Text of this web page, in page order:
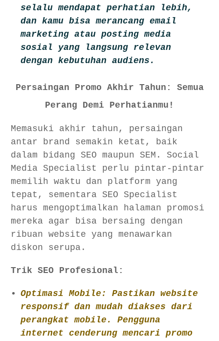
selalu mendapat perhatian lebih,
dan kamu bisa merancang email
marketing atau posting media
sosial yang langsung relevan
dengan kebutuhan audiens.
Persaingan Promo Akhir Tahun: Semua
Perang Demi Perhatianmu!
Memasuki akhir tahun, persaingan
antar brand semakin ketat, baik
dalam bidang SEO maupun SEM. Social
Media Specialist perlu pintar-pintar
memilih waktu dan platform yang
tepat, sementara SEO Specialist
harus mengoptimalkan halaman promosi
mereka agar bisa bersaing dengan
ribuan website yang menawarkan
diskon serupa.
Trik SEO Profesional:
Optimasi Mobile: Pastikan website
responsif dan mudah diakses dari
perangkat mobile. Pengguna
internet cenderung mencari promo